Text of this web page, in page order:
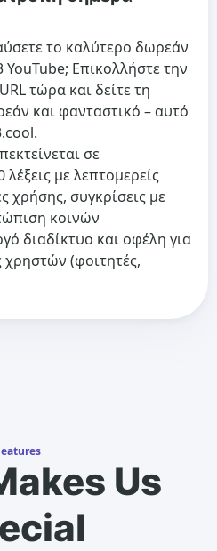
το καλύτερο δωρεάν
Επικολλήστε την
τώρα και δείτε τη
και φανταστικό – αυτό
σε
με λεπτομερείς
χρήσης, συγκρίσεις με
κοινών
διαδίκτυο και οφέλη για
(φοιτητές,
Us